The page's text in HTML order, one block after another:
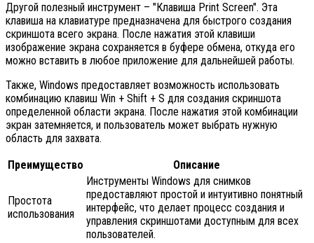
Другой полезный инструмент – "Клавиша Print Screen". Эта
клавиша на клавиатуре предназначена для быстрого создания
скриншота всего экрана. После нажатия этой клавиши
изображение экрана сохраняется в буфере обмена, откуда его
можно вставить в любое приложение для дальнейшей работы.
Также, Windows предоставляет возможность использовать
комбинацию клавиш Win + Shift + S для создания скриншота
определенной области экрана. После нажатия этой комбинации
экран затемняется, и пользователь может выбрать нужную
область для захвата.
Преимущество
Описание
Простота
использования
Инструменты Windows для снимков
предоставляют простой и интуитивно понятный
интерфейс, что делает процесс создания и
управления скриншотами доступным для всех
пользователей.